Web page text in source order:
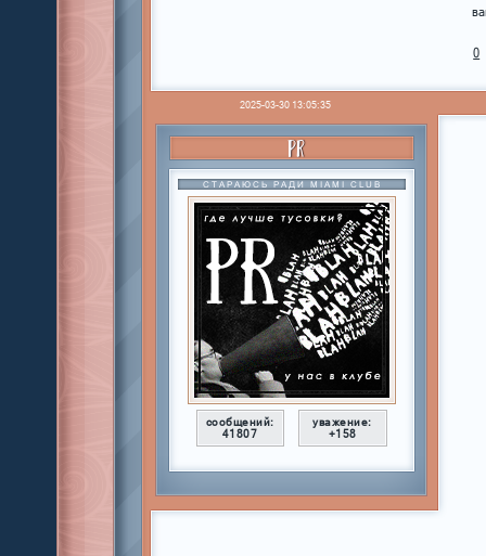
0
2025-03-30 13:05:35
PR
СТАРАЮСЬ РАДИ MIAMI CLUB
сообщений:
41807
уважение:
+158